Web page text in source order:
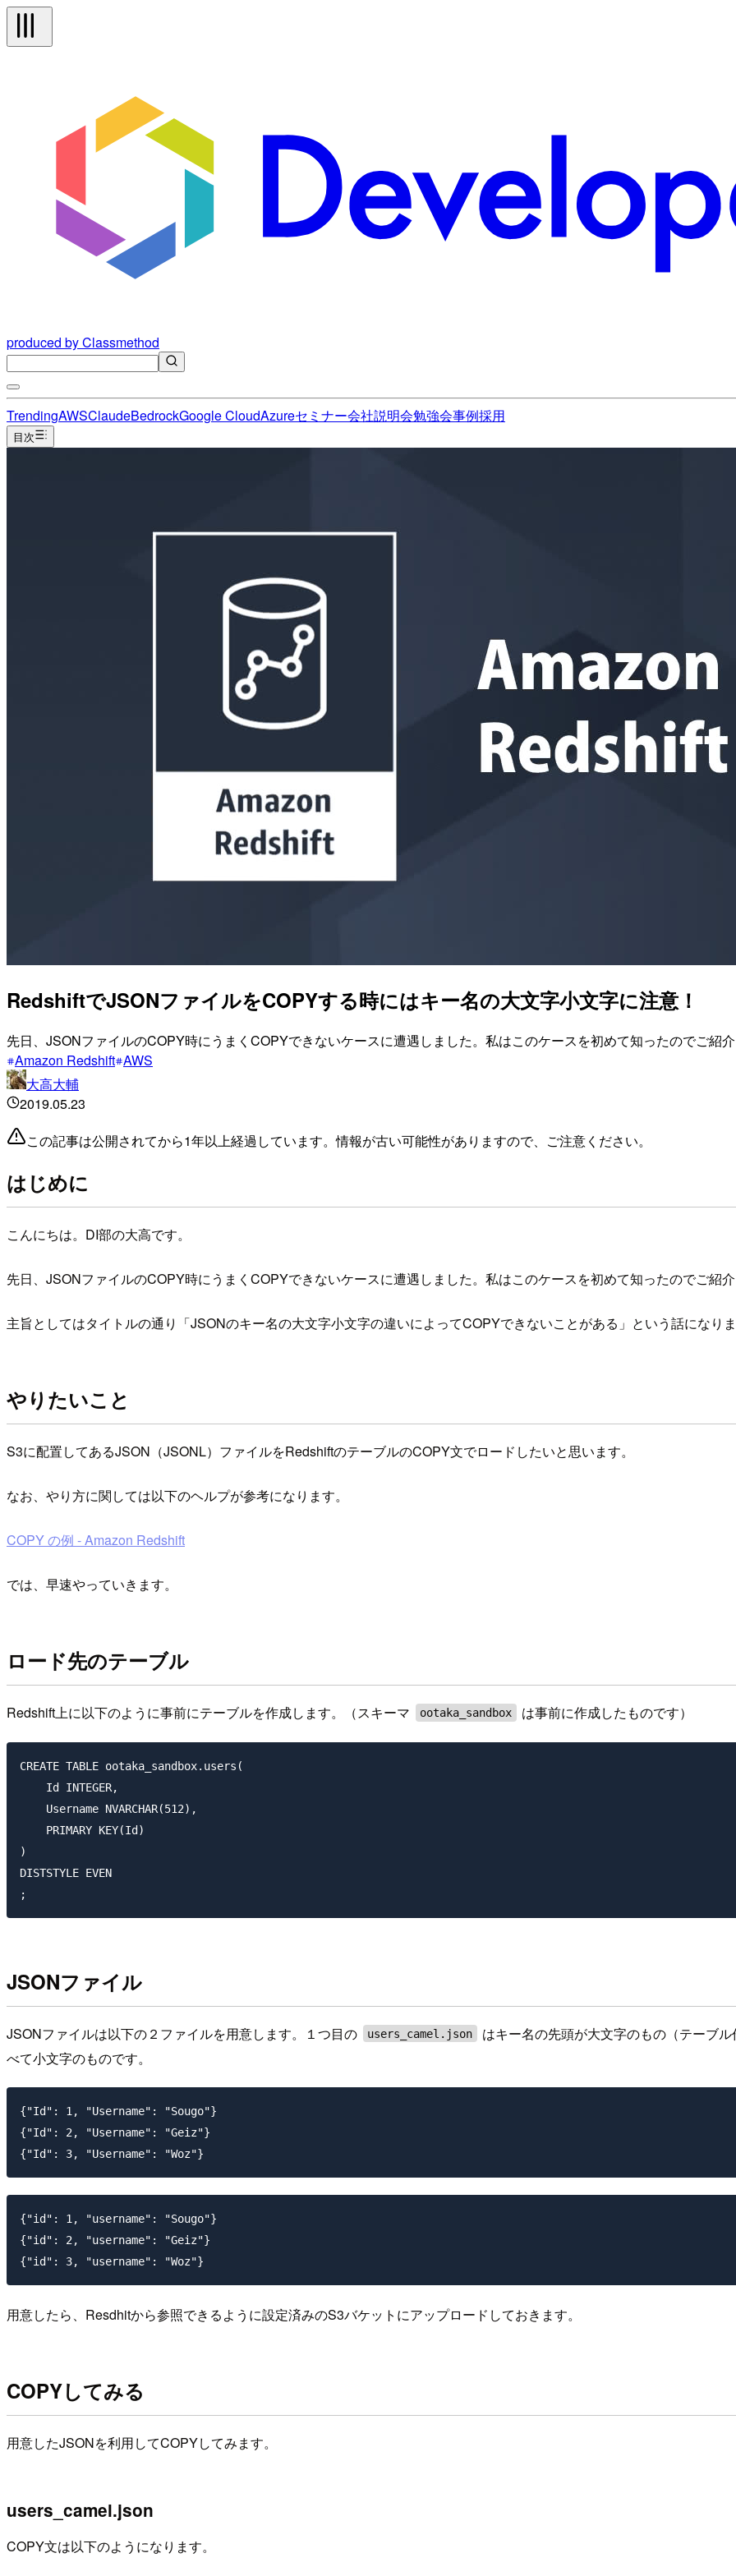
produced by Classmethod
TrendingAWSClaudeBedrockGoogle CloudAzureセミナー会社説明会勉強会事例採用
目次
RedshiftでJSONファイルをCOPYする時にはキー名の大文字小文字に注意！
先日、JSONファイルのCOPY時にうまくCOPYできないケースに遭遇しました。私はこのケースを初めて知ったのでご紹介
Amazon Redshift AWS
大高大輔
2019.05.23
この記事は公開されてから1年以上経過しています。情報が古い可能性がありますので、ご注意ください。
はじめに
こんにちは。DI部の大高です。
先日、JSONファイルのCOPY時にうまくCOPYできないケースに遭遇しました。私はこのケースを初めて知ったのでご紹介
主旨としてはタイトルの通り「JSONのキー名の大文字小文字の違いによってCOPYできないことがある」という話になりま
やりたいこと
S3に配置してあるJSON（JSONL）ファイルをRedshiftのテーブルのCOPY文でロードしたいと思います。
なお、やり方に関しては以下のヘルプが参考になります。
COPY の例 - Amazon Redshift
では、早速やっていきます。
ロード先のテーブル
Redshift上に以下のように事前にテーブルを作成します。（スキーマ ootaka_sandbox は事前に作成したものです）
CREATE TABLE ootaka_sandbox.users(
    Id INTEGER,
    Username NVARCHAR(512),
    PRIMARY KEY(Id)
)
DISTSTYLE EVEN
JSONファイル
JSONファイルは以下の２ファイルを用意します。１つ目の users_camel.json はキー名の先頭が大文字のもの（テーブ
べて小文字のものです。
{"Id": 1, "Username": "Sougo"}
{"Id": 2, "Username": "Geiz"}
{"id": 1, "username": "Sougo"}
{"id": 2, "username": "Geiz"}
用意したら、Resdhitから参照できるように設定済みのS3バケットにアップロードしておきます。
COPYしてみる
用意したJSONを利用してCOPYしてみます。
users_camel.json
COPY文は以下のようになります。